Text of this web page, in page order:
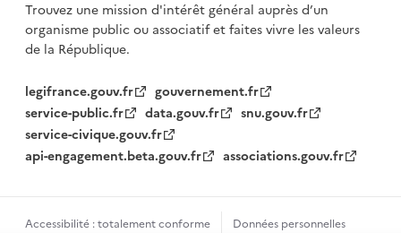
Trouvez une mission d'intérêt général auprès d’un
organisme publicou associatif et faites vivre les valeurs
de la République.
legifrance.gouv.fr
gouvernement.fr
service-public.fr
data.gouv.fr
snu.gouv.fr
service-civique.gouv.fr
api-engagement.beta.gouv.fr
associations.gouv.fr
Accessibilité : totalement conforme Données personnelles